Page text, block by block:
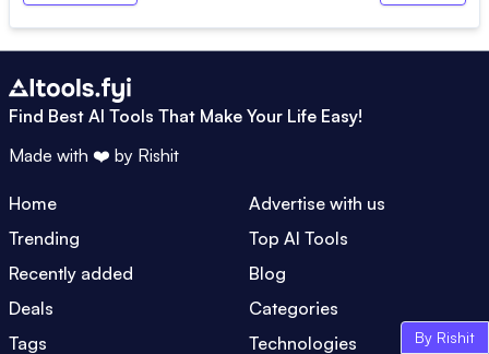
Find Best AI Tools That Make Your Life Easy!
Made with ❤️ by Rishit
Home
Advertise with us
Trending
Top AI Tools
Recently added
Blog
Deals
Categories
Tags
Technologies By Rishit